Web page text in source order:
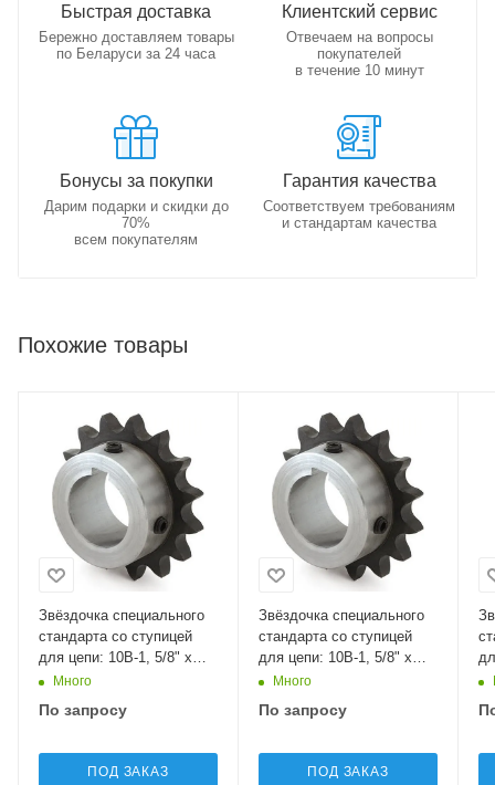
Быстрая доставка
Бережно доставляем товары
по Беларуси за 24 часа
Клиентский сервис
Отвечаем на вопросы
покупателей
в течение 10 минут
Бонусы за покупки
Дарим подарки и скидки до
70%
всем покупателям
Гарантия качества
Соответствуем требованиям
и стандартам качества
Похожие товары
Звёздочка специального
стандарта со ступицей
для цепи: 10B-1, 5/8" x
3/8", Z=12 10SB412 Sati
Много
По запросу
ПОД ЗАКАЗ
Звёздочка специального
стандарта со ступицей
для цепи: 10B-1, 5/8" x
3/8", Z=10 10SA910 Sati
Много
По запросу
ПОД ЗАКАЗ